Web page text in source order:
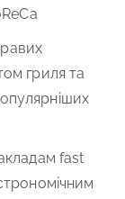
гриля та
fast